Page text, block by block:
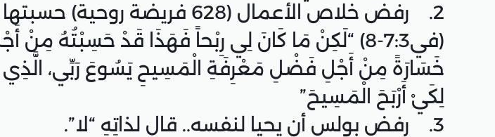
2. رفض خلاص الأعمال (628 فريضة روحية) حسبتها خسارة
(في7:3-8) “لَكِنْ مَا كَانَ لِي رِبْحاً فَهَذَا قَدْ
خَسَارَةً مِنْ أَجْلِ فَضْلِ مَعْرِفَةِ الْمَسِيحِ يَسُوعَ رَبِّي، الَّذِي
لِكَيْ أَرْبَحَ الْمَسِيحَ”
3. رفض بولس أن يحيا لنفسه.. قال لذاتِهِ “لا”.